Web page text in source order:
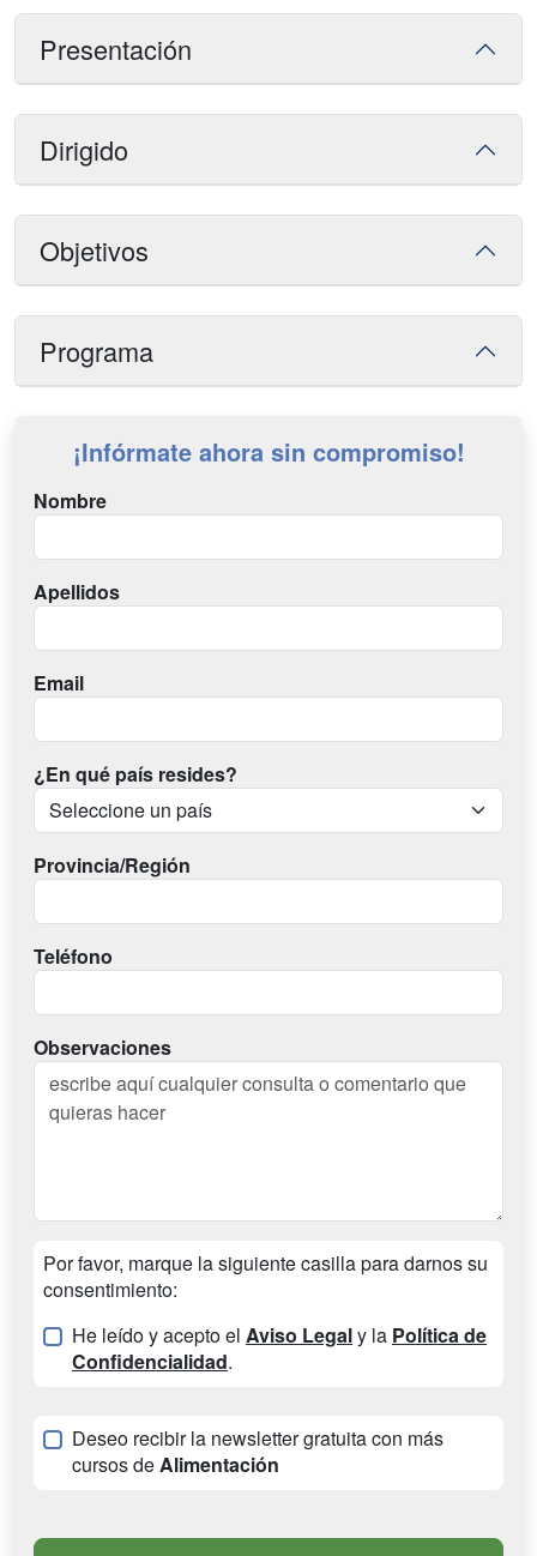
Presentación
Dirigido
Objetivos
Programa
¡Infórmate ahora sin compromiso!
Nombre
Apellidos
Email
¿En qué país resides?
Provincia/Región
Teléfono
Observaciones
Por favor, marque la siguiente casilla para darnos su
consentimiento:
He leído y acepto el Aviso Legaly la Política de
Confidencialidad.
Deseo recibir la newsletter gratuita con más
cursos deAlimentación